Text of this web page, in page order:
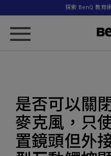
探索 BenQ 教育
是否可以關
麥克風，只
置鏡頭但外